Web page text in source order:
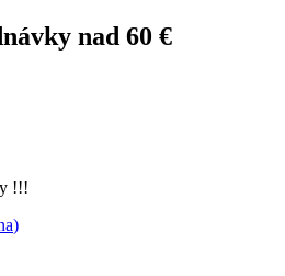
nad 60 €
!!!
)